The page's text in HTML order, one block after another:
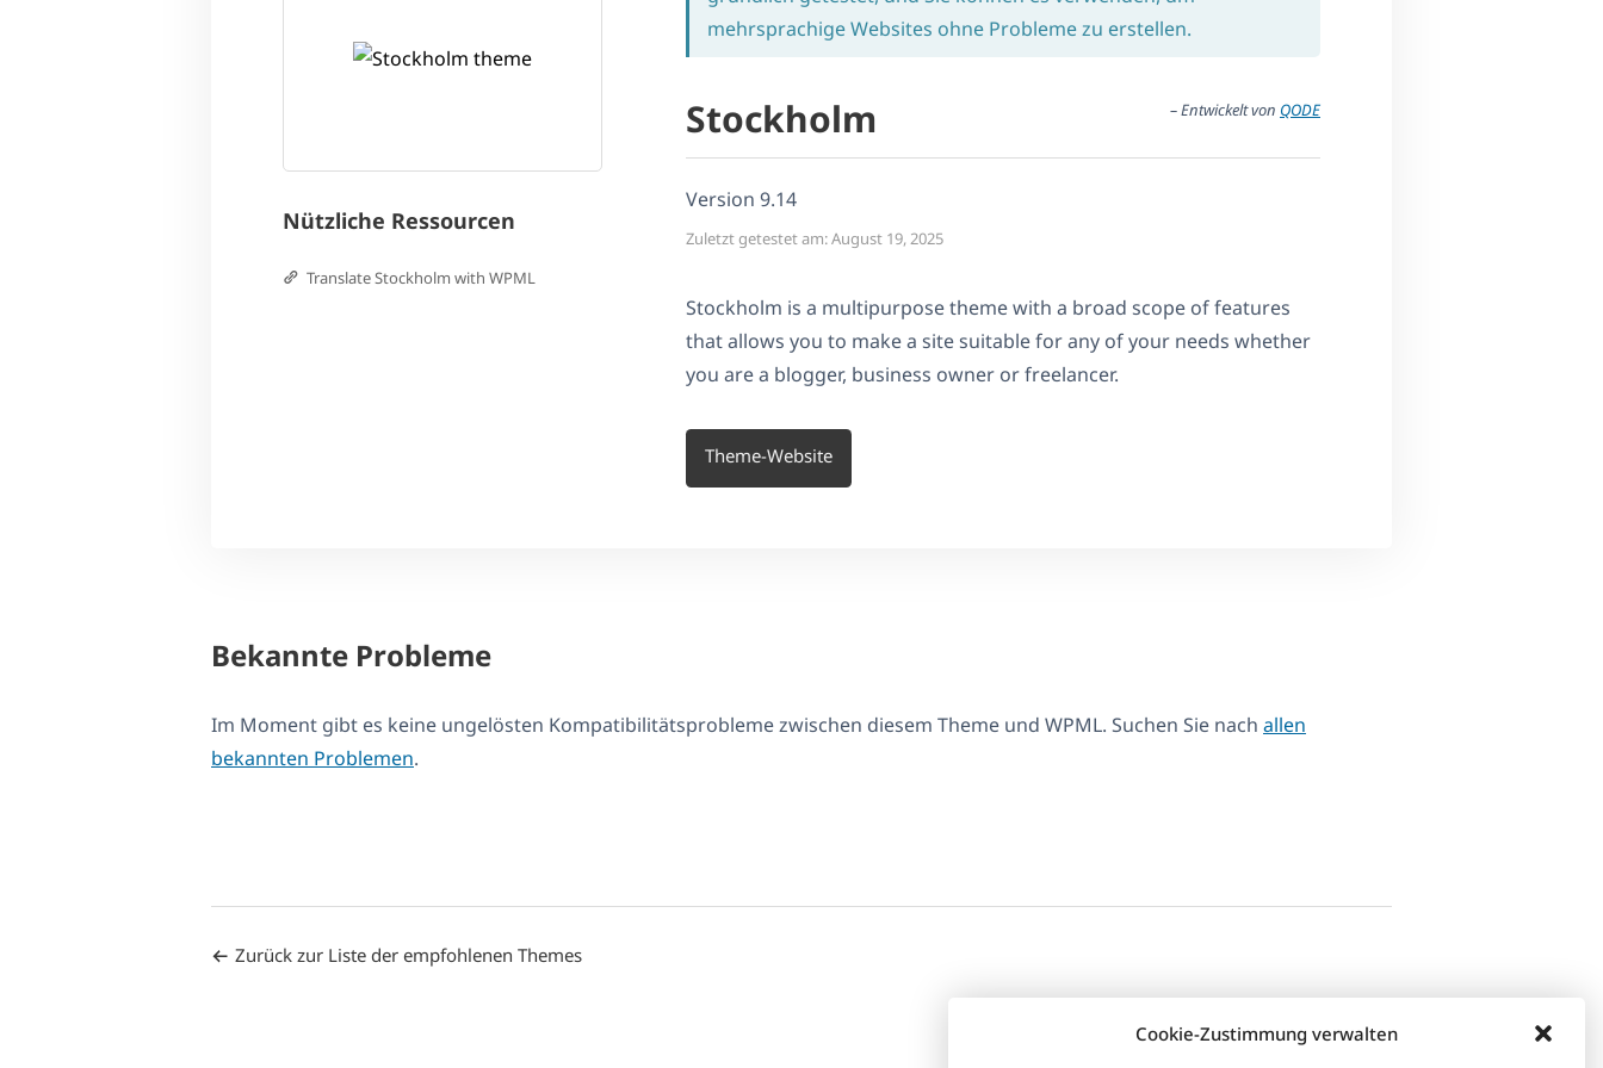
Cookie-Zustimmung verwalten
Nützliche Ressourcen
Translate Stockholm with WPML
mehrsprachige Websites ohne Probleme zu erstellen.
Stockholm – Entwickelt von QODE
Version 9.14
Zuletzt getestet am: August 19, 2025
Stockholm is a multipurpose theme with a broad scope of features
that allows you to make a site suitable for any of your needs whether
you are a blogger, business owner or freelancer.
Theme-Website
Bekannte Probleme
Im Moment gibt es keine ungelösten Kompatibilitätsprobleme zwischen diesem Theme und WPML. Suchen Sie nach allen
bekannten Problemen.
Zurück zur Liste der empfohlenen Themes